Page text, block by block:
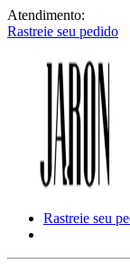
Atendimento:
Rastreie seu pedido
Rastreie seu